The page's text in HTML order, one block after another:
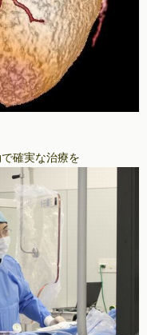
確実な治療を